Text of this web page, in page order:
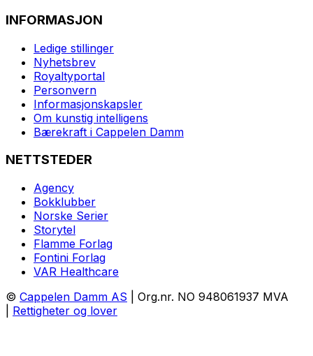
INFORMASJON
Ledige stillinger
Nyhetsbrev
Royaltyportal
Personvern
Informasjonskapsler
Om kunstig intelligens
Bærekraft i Cappelen Damm
NETTSTEDER
Agency
Bokklubber
Norske Serier
Storytel
Flamme Forlag
Fontini Forlag
VAR Healthcare
© Cappelen Damm AS | Org.nr. NO 948061937 MVA
Rettigheter og lover